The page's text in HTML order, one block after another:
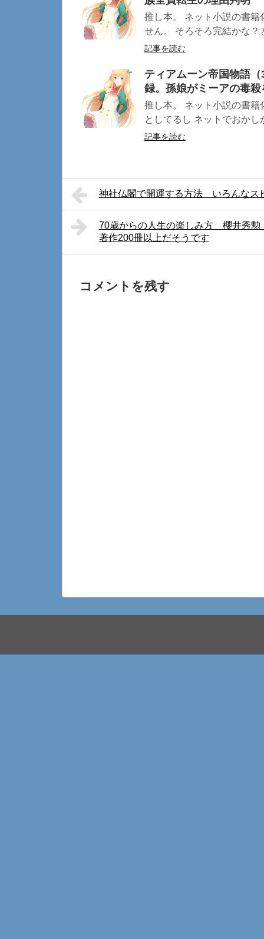
推し本。 ネット小説の書
せん。 そろそろ完結かな？
記事を読む
ティアムーン帝国物語
録。孫娘がミーアの毒
推し本。 ネット小説の書
としてるし ネットでおか
記事を読む
神社仏閣で開運する方法 いろんなス
70歳からの人生の楽しみ方 櫻井秀
著作200冊以上だそうです
コメントを残す